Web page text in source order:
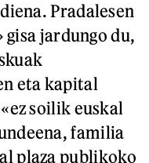
Pradalesen
jardungo du,
eta kapital
soilik euskal
familia
plaza publikoko